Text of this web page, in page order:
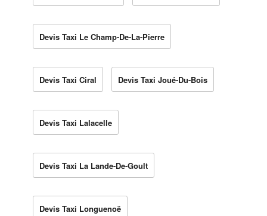
Devis Taxi Le Champ-De-La-Pierre
Devis Taxi Ciral Devis Taxi Joué-Du-Bois
Devis Taxi Lalacelle
Devis Taxi La Lande-De-Goult
Devis Taxi Longuenoë